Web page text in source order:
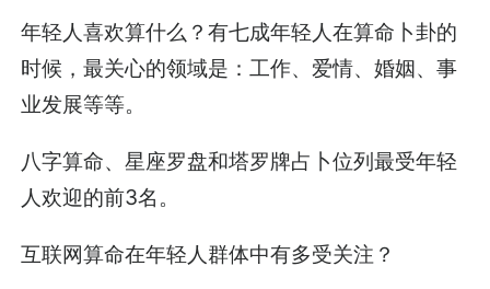
年轻人喜欢算什么？有七成年轻人在算命卜卦的
时候，最关心的领域是：工作、爱情、婚姻、事
业发展等等。
八字算命、星座罗盘和塔罗牌占卜位列最受年轻
人欢迎的前3名。
互联网算命在年轻人群体中有多受关注？